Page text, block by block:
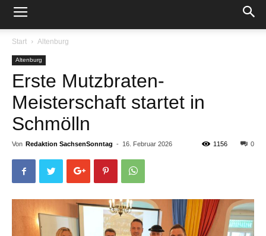
Start Altenburg
Altenburg
Erste Mutzbraten-
Meisterschaft startet in
Schmölln
Von Redaktion SachsenSonntag - 16. Februar 2026 0
1156